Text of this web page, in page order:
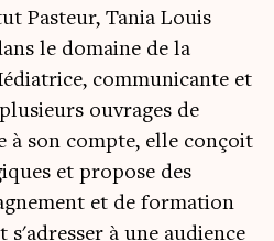
Pasteur, Tania Louis
le domaine de la
communicante et
ouvrages de
à son compte, elle conçoit
et propose des
et de formation
à une audience